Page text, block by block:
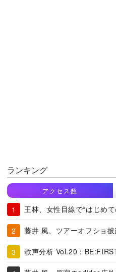
ランキング
アクセス数
王林、女性目線で“はじめ
藤井 風、ツアーオフショ披
歌声分析 Vol.20：